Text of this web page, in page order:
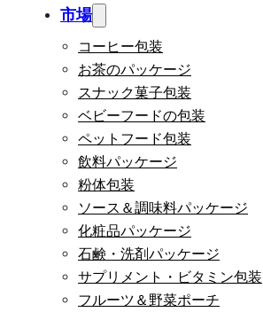
市場
コーヒー包装
お茶のパッケージ
スナック菓子包装
ベビーフードの包装
ペットフード包装
飲料パッケージ
粉体包装
ソース＆調味料パッケージ
化粧品パッケージ
石鹸・洗剤パッケージ
サプリメント・ビタミン包装
フルーツ＆野菜ポーチ